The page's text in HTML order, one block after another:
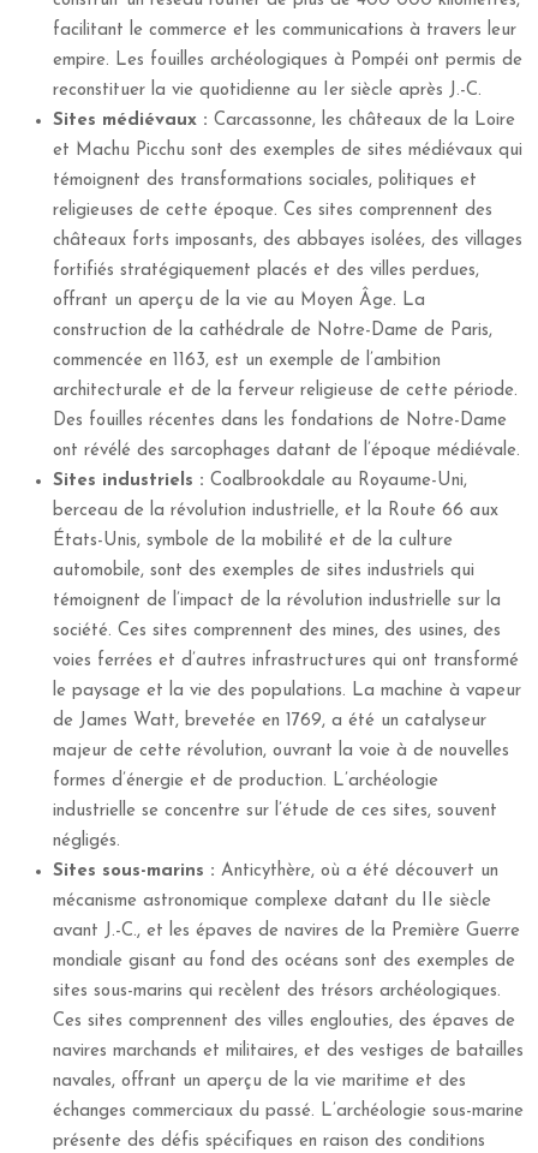
facilitant le commerce et les communications à travers leur
empire. Les fouilles archéologiques à Pompéi ont permis de
reconstituer la vie quotidienne au Ier siècle après J.-C.
Sites médiévaux : Carcassonne, les châteaux de la Loire
et Machu Picchu sont des exemples de sites médiévaux qui
témoignent des transformations sociales, politiques et
religieuses de cette époque. Ces sites comprennent des
châteaux forts imposants, des abbayes isolées, des villages
fortifiés stratégiquement placés et des villes perdues,
offrant un aperçu de la vie au Moyen Âge. La
construction de la cathédrale de Notre-Dame de Paris,
commencée en 1163, est un exemple de l’ambition
architecturale et de la ferveur religieuse de cette période.
Des fouilles récentes dans les fondations de Notre-Dame
ont révélé des sarcophages datant de l’époque médiévale.
Sites industriels : Coalbrookdale au Royaume-Uni,
berceau de la révolution industrielle, et la Route 66 aux
États-Unis, symbole de la mobilité et de la culture
automobile, sont des exemples de sites industriels qui
témoignent de l’impact de la révolution industrielle sur la
société. Ces sites comprennent des mines, des usines, des
voies ferrées et d’autres infrastructures qui ont transformé
le paysage et la vie des populations. La machine à vapeur
de James Watt, brevetée en 1769, a été un catalyseur
majeur de cette révolution, ouvrant la voie à de nouvelles
formes d’énergie et de production. L’archéologie
industrielle se concentre sur l’étude de ces sites, souvent
négligés.
Sites sous-marins : Anticythère, où a été découvert un
mécanisme astronomique complexe datant du IIe siècle
avant J.-C., et les épaves de navires de la Première Guerre
mondiale gisant au fond des océans sont des exemples de
sites sous-marins qui recèlent des trésors archéologiques.
Ces sites comprennent des villes englouties, des épaves de
navires marchands et militaires, et des vestiges de batailles
navales, offrant un aperçu de la vie maritime et des
échanges commerciaux du passé. L’archéologie sous-marine
présente des défis spécifiques en raison des conditions